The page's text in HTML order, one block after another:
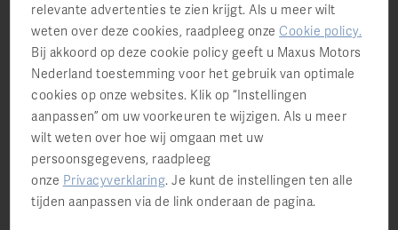
Slim en doordacht
Het aantrekkelijke instrumentenpaneel van de
eDeliver3 geeft u in één oogopslag alle info die u
nodig hebt. Bovenop het infotainmentsysteem is
relevante advertenties te zien krijgt. Als u meer wilt
weten over deze cookies, raadpleeg onzeCookie policy.
Bij akkoord op deze cookie policy geeft u Maxus Motors
Nederland toestemming voor het gebruik van optimale
cookies op onze websites. Klik op “Instellingen
aanpassen” om uw voorkeuren te wijzigen. Als u meer
wilt weten over hoe wij omgaan met uw
persoonsgegevens, raadpleeg
onze Privacyverklaring. Je kunt de instellingen ten alle
tijden aanpassen via de link onderaan de pagina.